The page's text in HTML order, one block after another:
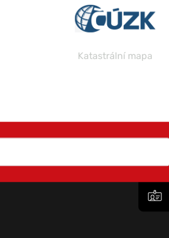
Katastrální mapa